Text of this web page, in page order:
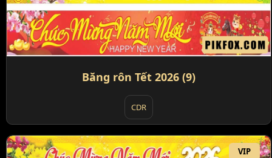
Băng rôn Tết 2026 (9)
CDR
VIP